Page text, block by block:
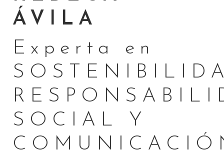
ÁVILA
Experta en
SOCIAL Y